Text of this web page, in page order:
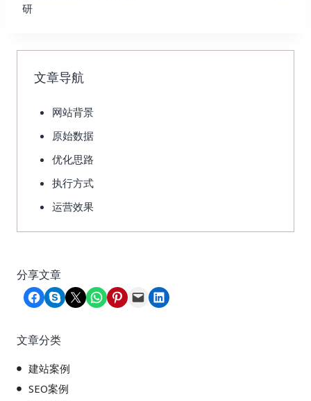
研
文章导航
网站背景
原始数据
优化思路
执行方式
运营效果
分享文章
Share on Facebook
Share on Skype
Share on X Share on WhatsApp
Share on Pinterest
Email this PageShare on LinkedIn
文章分类
建站案例
SEO案例